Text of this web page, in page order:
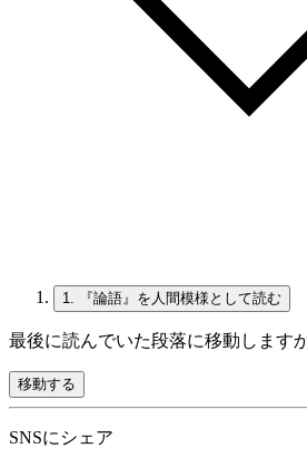
1. 『論語』を人間模様として読む
最後に読んでいた段落に移動します
移動する
SNSにシェア